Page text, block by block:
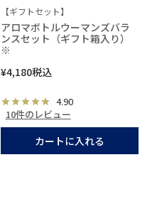
【ギフトセット】
アロマボトルウーマンズバラ
ンスセット（ギフト箱入り）
※
¥4,180税込
4.90
10件のレビュー
カートに入れる